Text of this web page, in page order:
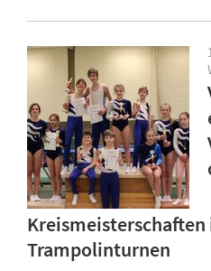
Kreismeisterschaften
Trampolinturnen